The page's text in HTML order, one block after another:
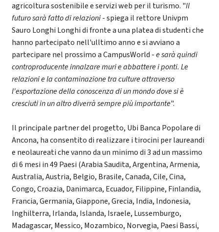
agricoltura sostenibile e servizi web per il turismo. "Il
futuro sarà fatto di relazioni- spiega il rettore Univpm
Sauro Longhi Longhi di fronte a una platea di studenti che
hanno partecipato nell'ulltimo anno e si avviano a
partecipare nel prossimo a CampusWorld -e sarà quindi
controproducente innalzare muri e abbattere i ponti. Le
relazioni e la contaminazione tra culture attraverso
l'esportazione della conoscenza di un mondo dove si è
cresciuti in un altro diverrà sempre più importante".
Il principale partner del progetto, Ubi Banca Popolare di
Ancona, ha consentito di realizzare i tirocini per laureandi
e neolaureati che vanno da un minimo di 3 ad un massimo
di 6 mesi in 49 Paesi (Arabia Saudita, Argentina, Armenia,
Australia, Austria, Belgio, Brasile, Canada, Cile, Cina,
Congo, Croazia, Danimarca, Ecuador, Filippine, Finlandia,
Francia, Germania, Giappone, Grecia, India, Indonesia,
Inghilterra, Irlanda, Islanda, Israele, Lussemburgo,
Madagascar, Messico, Mozambico, Norvegia, Paesi Bassi,